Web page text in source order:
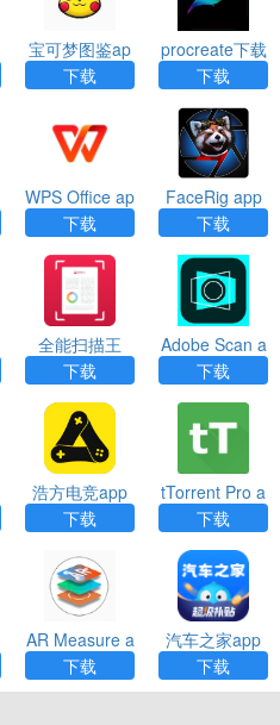
宝可梦图鉴ap
p
下载
procreate下载
正版免费app
下载
WPS Office ap
p下载
下载
FaceRig app
下载
全能扫描王
（Scanbot）a
pp
下载
Adobe Scan a
pp
下载
浩方电竞app
下载
tTorrent Pro a
pp
下载
AR Measure a
pp
下载
汽车之家app
下载